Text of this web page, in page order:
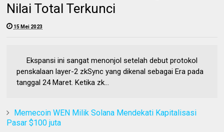
Nilai Total Terkunci
15 Mei 2023
Ekspansi ini sangat menonjol setelah debut protokol
penskalaan layer-2 zkSync yang dikenal sebagai Era pada
tanggal 24 Maret. Ketika zk...
Memecoin WEN Milik Solana Mendekati Kapitalisasi
Pasar $100 juta